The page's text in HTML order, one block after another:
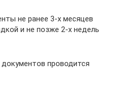
не ранее 3-х месяцев
и не позже 2-х недель
проводится